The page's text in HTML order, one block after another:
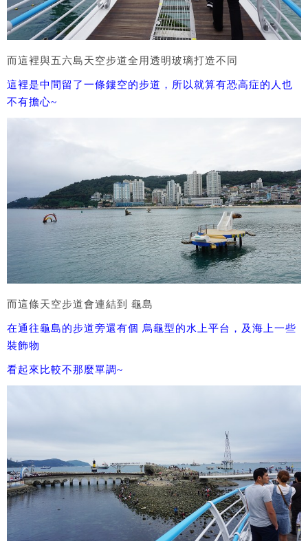
而這裡與五六島天空步道全用透明玻璃打造不同
這裡是中間留了一條鏤空的步道，所以就算有恐高症的人也
不有擔心~
而這條天空步道會連結到 龜島
在通往龜島的步道旁還有個 烏龜型的水上平台，及海上一些
裝飾物
看起來比較不那麼單調~